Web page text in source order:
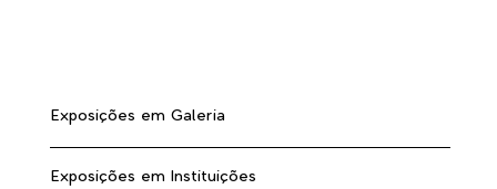
Exposições em Galeria
Exposições em Instituições